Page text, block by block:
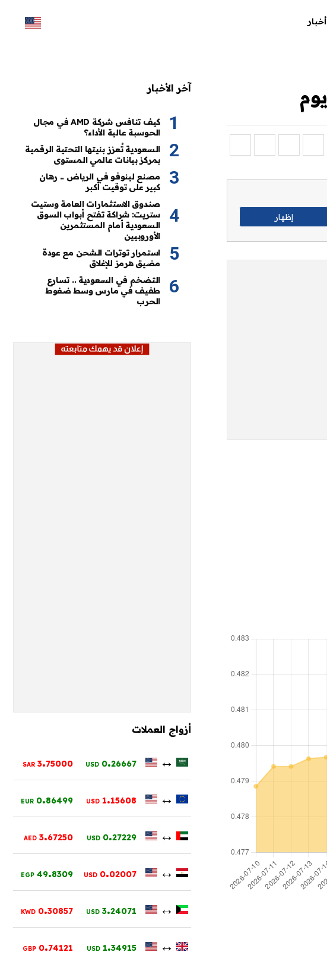
أخبار
آخر الأخبار
كيف تنافس شركة AMD في مجال
الحوسبة عالية الأداء؟
السعودية تُعزز بنيتها التحتية الرقمية
بمركز بيانات عالمي المستوى
مصنع لينوفو في الرياض .. رهان
كبير على توقيت أكبر
صندوق الاستثمارات العامة وستيت
ستريت: شراكة تفتح أبواب السوق
السعودية أمام المستثمرين
الأوروبيين
استمرار توترات الشحن مع عودة
مضيق هرمز للإغلاق
التضخم في السعودية .. تسارع
طفيف في مارس وسط ضغوط
الحرب
أزواج العملات
↔
0.26667
USD
3.75000
SAR
↔
1.15608
USD
0.86499
EUR
↔
0.27229
USD
3.67250
AED
↔
0.02007
USD
49.8309
EGP
↔
3.24071
USD
0.30857
KWD
↔
1.34915
USD
0.74121
GBP